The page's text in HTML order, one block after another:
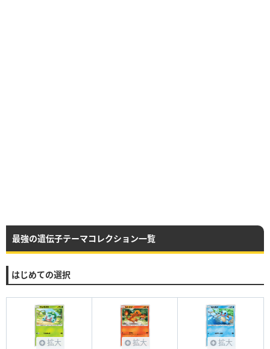
最強の遺伝子テーマコレクション一覧
はじめての選択
拡大 拡大 拡大